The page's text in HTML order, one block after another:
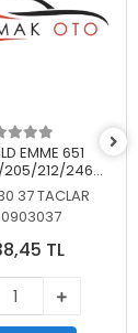
EMME 651
212/246
37 TACLAR
TL